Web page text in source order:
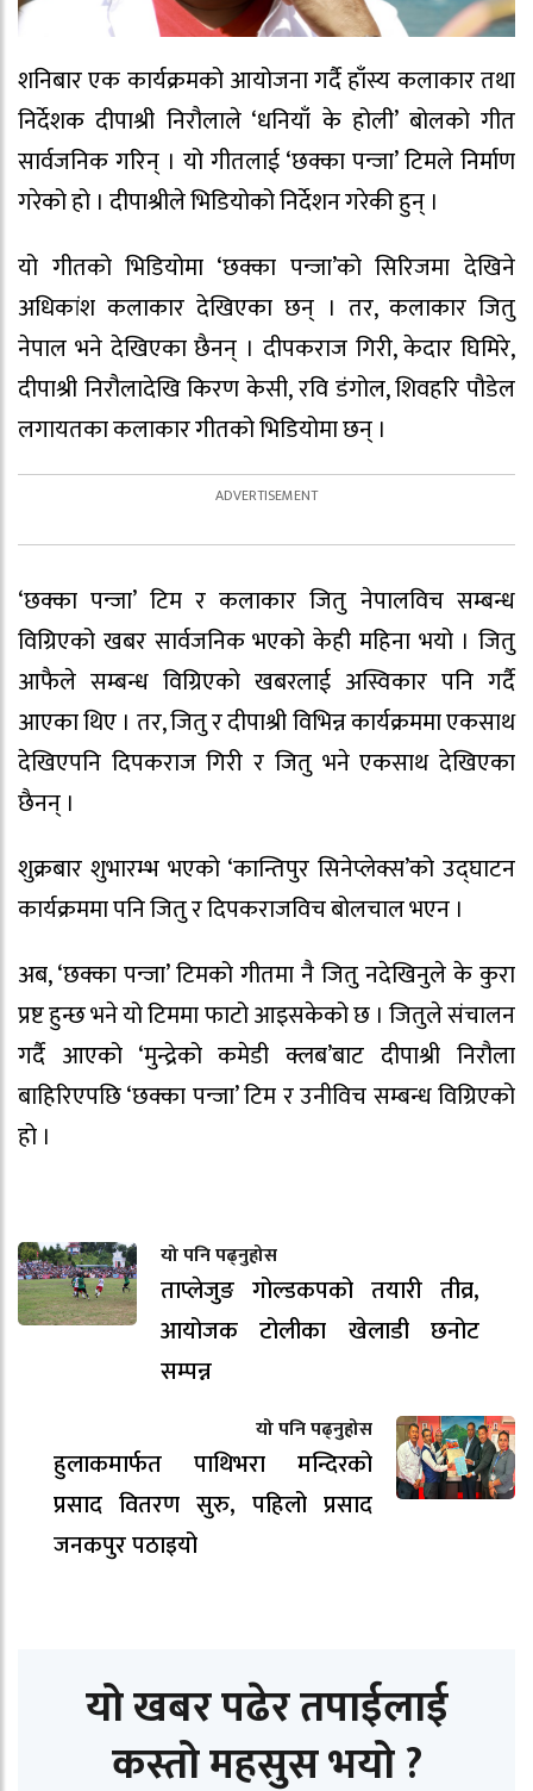
शनिबार एक कार्यक्रमको आयोजना गर्दै हाँस्य कलाकार तथा
निर्देशक दीपाश्री निरौलाले ‘धनियाँ के होली’ बोलको गीत
सार्वजनिक गरिन् । यो गीतलाई ‘छक्का पन्जा’ टिमले निर्माण
गरेको हो । दीपाश्रीले भिडियोको निर्देशन गरेकी हुन् ।
यो गीतको भिडियोमा ‘छक्का पन्जा’को सिरिजमा देखिने
अधिकांश कलाकार देखिएका छन् । तर, कलाकार जितु
नेपाल भने देखिएका छैनन् । दीपकराज गिरी, केदार घिमिरे,
दीपाश्री निरौलादेखि किरण केसी, रवि डंगोल, शिवहरि पौडेल
लगायतका कलाकार गीतको भिडियोमा छन् ।
‘छक्का पन्जा’ टिम र कलाकार जितु नेपालविच सम्बन्ध
विग्रिएको खबर सार्वजनिक भएको केही महिना भयो । जितु
आफैले सम्बन्ध विग्रिएको खबरलाई अस्विकार पनि गर्दै
आएका थिए । तर, जितु र दीपाश्री विभिन्न कार्यक्रममा एकसाथ
देखिएपनि दिपकराज गिरी र जितु भने एकसाथ देखिएका
छैनन् ।
शुक्रबार शुभारम्भ भएको ‘कान्तिपुर सिनेप्लेक्स’को उद्घाटन
कार्यक्रममा पनि जितु र दिपकराजविच बोलचाल भएन ।
अब, ‘छक्का पन्जा’ टिमको गीतमा नै जितु नदेखिनुले के कुरा
प्रष्ट हुन्छ भने यो टिममा फाटो आइसकेको छ । जितुले संचालन
गर्दै आएको ‘मुन्द्रेको कमेडी क्लब’बाट दीपाश्री निरौला
बाहिरिएपछि ‘छक्का पन्जा’ टिम र उनीविच सम्बन्ध विग्रिएको
हो ।
यो पनि पढ्नुहोस
ताप्लेजुङ गोल्डकपको तयारी तीव्र,
आयोजक टोलीका खेलाडी छनोट
सम्पन्न
यो पनि पढ्नुहोस
हुलाकमार्फत पाथिभरा मन्दिरको
प्रसाद वितरण सुरु, पहिलो प्रसाद
जनकपुर पठाइयो
यो खबर पढेर तपाईलाई
कस्तो महसुस भयो ?